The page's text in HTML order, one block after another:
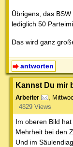
Übrigens, das
lediglich 50
Das wird ganz
antworten
Kannst Du mir
Arbeiter ,
4829 Views
Im oberen Bild
Mehrheit bei den
Und im